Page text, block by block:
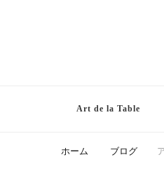
Art de la Table
ホーム ブログ